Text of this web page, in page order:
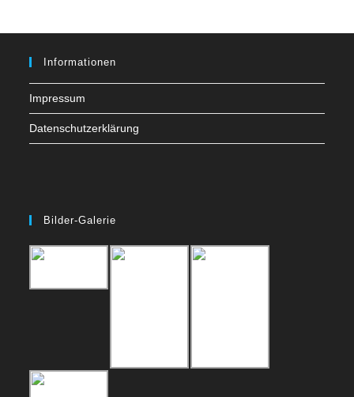
Informationen
Impressum
Datenschutzerklärung
Bilder-Galerie